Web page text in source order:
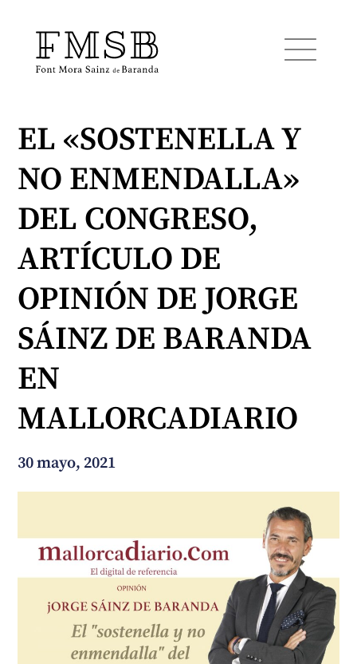
Inicio
Font Mora Sainz de Baranda
Servicios
Noticias
¿En qué podemos ayudarte?
EL «SOSTENELLA Y
NO ENMENDALLA»
DEL CONGRESO,
ARTÍCULO DE
OPINIÓN DE JORGE
SÁINZ DE BARANDA
EN
MALLORCADIARIO
30 mayo, 2021